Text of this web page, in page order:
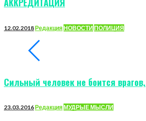
АККРЕДИТАЦИЯ
12.02.2018РедакцияНОВОСТИ ПОЛИЦИЯ
Сильный человек не боится
23.03.2016РедакцияМУДРЫЕ МЫСЛИ